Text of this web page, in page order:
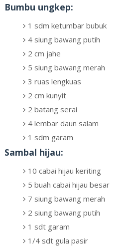
Bumbu ungkep:
1 sdm ketumbar bubuk
4 siung bawang putih
2 cm jahe
5 siung bawang merah
3 ruas lengkuas
2 cm kunyit
2 batang serai
4 lembar daun salam
1 sdm garam
Sambal hijau:
10 cabai hijau keriting
5 buah cabai hijau besar
7 siung bawang merah
2 siung bawang putih
1 sdt garam
1/4 sdt gula pasir